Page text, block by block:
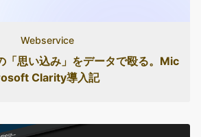
Webservice
「思い込み」をデータで殴る。Mic
Clarity導入記